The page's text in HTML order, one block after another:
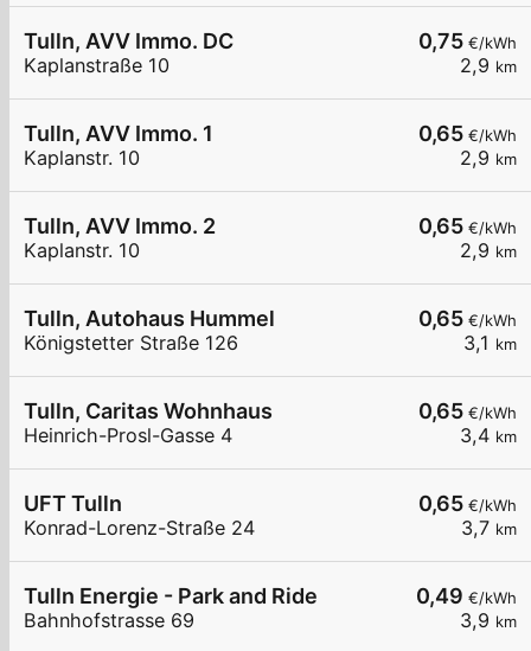
0,75 €/kWh
2,9 km
Tulln, AVV Immo. DC
Kaplanstraße 10
0,65 €/kWh
2,9 km
Tulln, AVV Immo. 1
Kaplanstr. 10
0,65 €/kWh
2,9 km
Tulln, AVV Immo. 2
Kaplanstr. 10
0,65 €/kWh
3,1 km
Tulln, Autohaus Hummel
Königstetter Straße 126
0,65 €/kWh
3,4 km
Tulln, Caritas Wohnhaus
Heinrich-Prosl-Gasse 4
0,65 €/kWh
3,7 km
UFT Tulln
Konrad-Lorenz-Straße 24
0,49 €/kWh
3,9 km
Tulln Energie - Park and Ride
Bahnhofstrasse 69